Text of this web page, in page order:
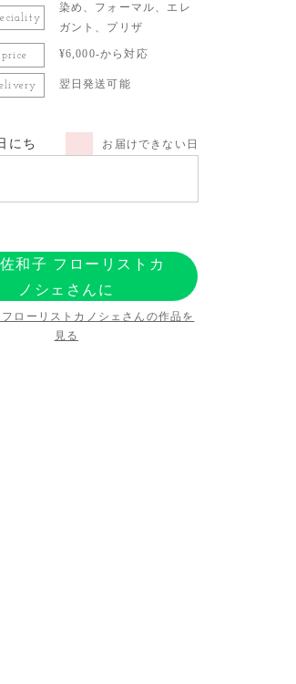
染め、フォーマル、エレ
ガント、プリザ
price ¥6,000-から対応
翌日発送可能
にち お届けできない日
和子 フローリストカ
ノシェさんに
オーダーする
ローリストカノシェさんの作品を
見る